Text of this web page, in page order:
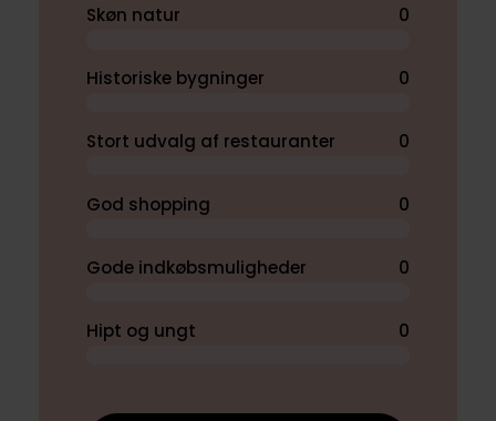
Skøn natur 0
Historiske bygninger 0
Stort udvalg af restauranter 0
God shopping 0
Gode indkøbsmuligheder 0
Hipt og ungt 0